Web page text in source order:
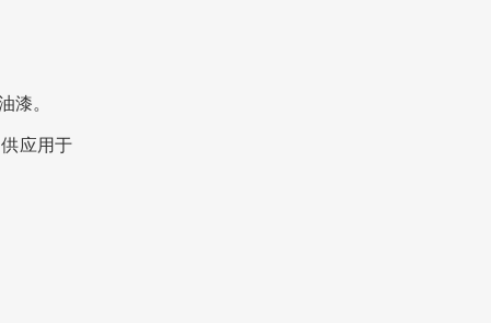
漆。
应用于